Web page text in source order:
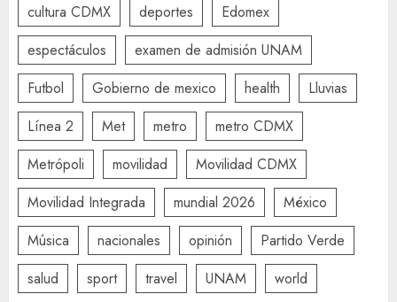
cultura CDMX
deportes
Edomex
espectáculos
examen de admisión UNAM
Futbol
Gobierno de mexico health
Lluvias
Línea 2
Met metro
metro CDMX
Metrópoli
movilidad
Movilidad CDMX
Movilidad Integrada
mundial 2026
México
Música
nacionales opinión
Partido Verde
salud
sport travel UNAM
world